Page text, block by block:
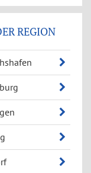
REGION